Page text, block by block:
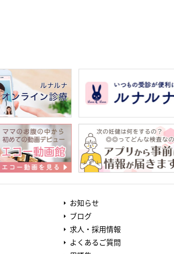
お知らせ
ブログ
求人・採用情報
よくあるご質問